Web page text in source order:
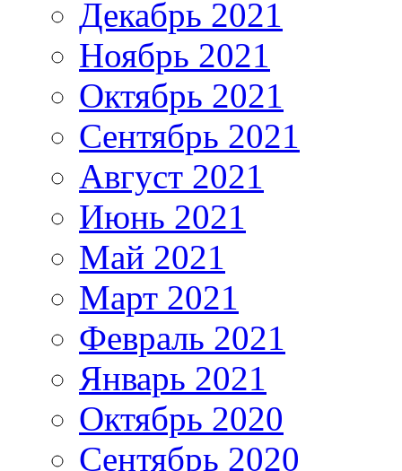
Декабрь 2021
Ноябрь 2021
Октябрь 2021
Сентябрь 2021
Август 2021
Июнь 2021
Май 2021
Март 2021
Февраль 2021
Январь 2021
Октябрь 2020
Сентябрь 2020